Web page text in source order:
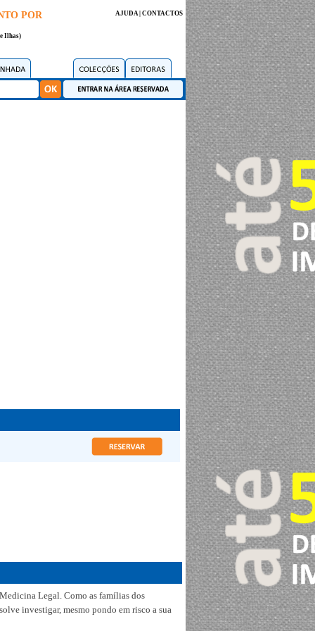
POR
Ilhas)
AJUDA| CONTACTOS
Legal. Como as famílias dos
investigar, mesmo pondo em risco a sua